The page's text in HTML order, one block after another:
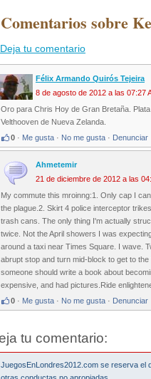
sobre
Deja tu comentario
Félix Armando Quirós Tejeira
8 de agosto de 2012 a las 07:27
Oro para Chris Hoy de Gran Bretaña.
Velthooven de Nueva Zelanda.
0 · Me gusta · No me gusta · Denunciar
Ahmetemir
21 de diciembre de 2012 a las
My commute this mroinng:1. Only cap I
the plague.2. Skirt 4 police interceptor
trash cans. The only thing I'm actually
twice. Not the April showers I was
around a taxi near Times Square. I wave.
abrupt stop and turn mid-block to get to
someone should write a book about
expensive, and had pictures.Ride
0 · Me gusta · No me gusta · Denunciar
tu comentario:
JuegosEnLondres2012.com se reserva el